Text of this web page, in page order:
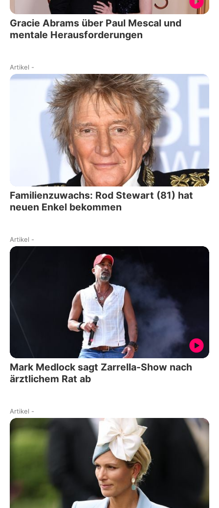
Gracie Abrams über Paul Mescal und
mentale Herausforderungen
Artikel -
Familienzuwachs: Rod Stewart (81) hat
neuen Enkel bekommen
Artikel -
Mark Medlock sagt Zarrella-Show nach
ärztlichem Rat ab
Artikel -